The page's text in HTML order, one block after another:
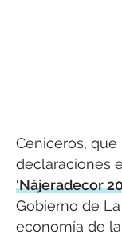
Ceniceros, que
declaraciones
‘Nájeradecor
Gobierno de
economía de